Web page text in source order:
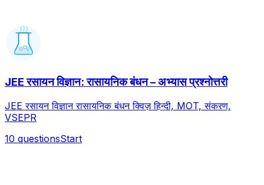
JEE रसायन विज्ञान: रासायनिक बंधन – अभ्यास प्रश्नोत्तरी
JEE रसायन विज्ञान रासायनिक बंधन क्विज़ हिन्दी, MOT, संकरण,
VSEPR
10 questionsStart